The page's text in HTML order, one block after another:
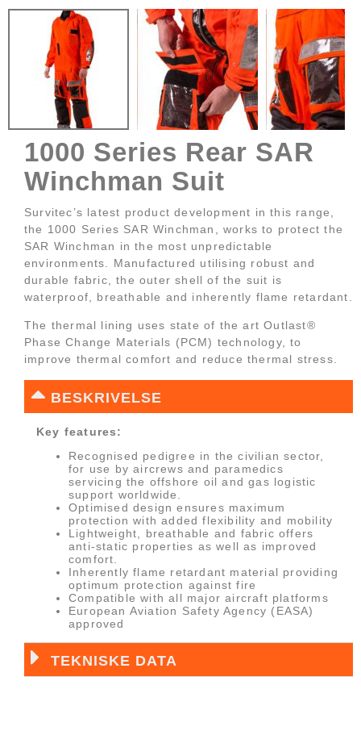
1000 Series Rear SAR
Winchman Suit
Survitec’s latest product development in this range,
the 1000 Series SAR Winchman, works to protect the
SAR Winchman in the most unpredictable
environments. Manufactured utilising robust and
durable fabric, the outer shell of the suit is
waterproof, breathable and inherently flame retardant.
The thermal lining uses state of the art Outlast®
Phase Change Materials (PCM) technology, to
improve thermal comfort and reduce thermal stress.
BESKRIVELSE
Key features:
Recognised pedigree in the civilian sector,
for use by aircrews and paramedics
servicing the offshore oil and gas logistic
support worldwide.
Optimised design ensures maximum
protection with added flexibility and mobility
Lightweight, breathable and fabric offers
anti-static properties as well as improved
comfort.
Inherently flame retardant material providing
optimum protection against fire
Compatible with all major aircraft platforms
European Aviation Safety Agency (EASA)
approved
TEKNISKE DATA